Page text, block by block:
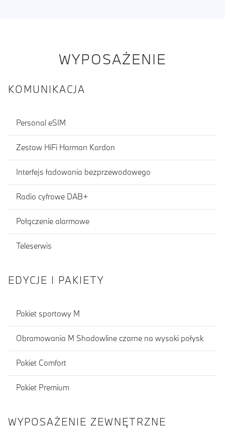
WYPOSAŻENIE
KOMUNIKACJA
Personal eSIM
Zestaw HiFi Harman Kardon
Interfejs ładowania bezprzewodowego
Radio cyfrowe DAB+
Połączenie alarmowe
Teleserwis
EDYCJE I PAKIETY
Pakiet sportowy M
Obramowania M Shadowline czarne na wysoki połysk
Pakiet Comfort
Pakiet Premium
WYPOSAŻENIE ZEWNĘTRZNE